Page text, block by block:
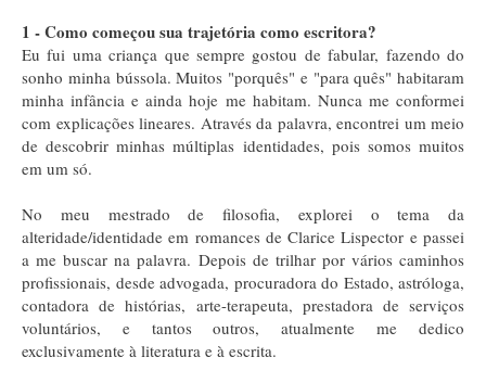
1 - Como começou sua trajetória como escritora?
Eu fui uma criança que sempre gostou de fabular, fazendo do
sonho minha bússola. Muitos "porquês" e "para quês" habitaram
minha infância e ainda hoje me habitam. Nunca me conformei
com explicações lineares. Através da palavra, encontrei um meio
de descobrir minhas múltiplas identidades, pois somos muitos
em um só.
No meu mestrado de filosofia, explorei o tema da
alteridade/identidade em romances de Clarice Lispector e passei
a me buscar na palavra. Depois de trilhar por vários caminhos
profissionais, desde advogada, procuradora do Estado, astróloga,
contadora de histórias, arte-terapeuta, prestadora de serviços
voluntários, e tantos outros, atualmente me dedico
exclusivamente à literatura e à escrita.